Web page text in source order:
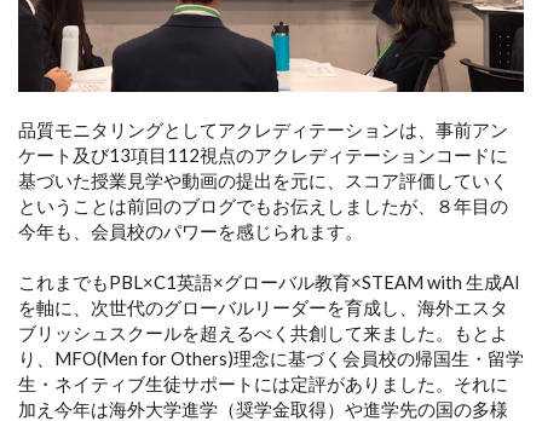
品質モニタリングとしてアクレディテーションは、事前アン
ケート及び13項目112視点のアクレディテーションコードに
基づいた授業見学や動画の提出を元に、スコア評価していく
ということは前回のブログでもお伝えしましたが、８年目の
今年も、会員校のパワーを感じられます。
これまでもPBL×C1英語×グローバル教育×STEAM with 生成AI
を軸に、次世代のグローバルリーダーを育成し、海外エスタ
ブリッシュスクールを超えるべく共創して来ました。もとよ
り、MFO(Men for Others)理念に基づく会員校の帰国生・留学
生・ネイティブ生徒サポートには定評がありました。それに
加え今年は海外大学進学（奨学金取得）や進学先の国の多様